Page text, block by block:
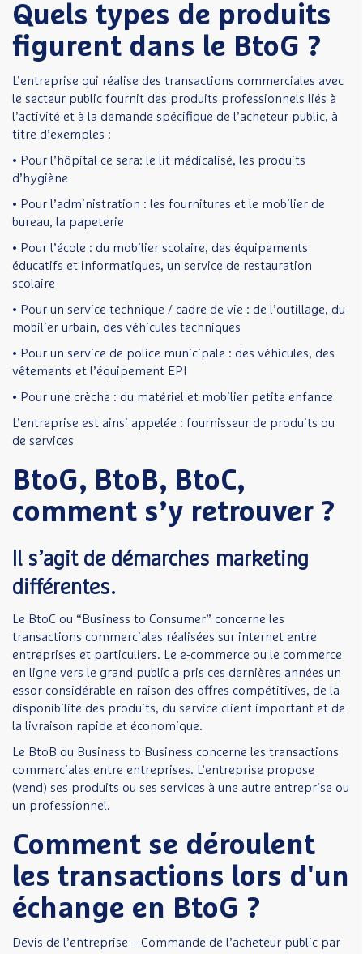
Quels types de produits
figurent dans le BtoG ?
L’entreprise qui réalise des transactions commerciales avec
le secteur public fournit des produits professionnels liés à
l’activité et à la demande spécifique de l’acheteur public, à
titre d’exemples :
• Pour l’hôpital ce sera: le lit médicalisé, les produits
d’hygiène
• Pour l’administration : les fournitures et le mobilier de
bureau, la papeterie
• Pour l’école : du mobilier scolaire, des équipements
éducatifs et informatiques, un service de restauration
scolaire
• Pour un service technique / cadre de vie : de l’outillage, du
mobilier urbain, des véhicules techniques
• Pour un service de police municipale : des véhicules, des
vêtements et l’équipement EPI
• Pour une crèche : du matériel et mobilier petite enfance
L’entreprise est ainsi appelée : fournisseur de produits ou
de services
BtoG, BtoB, BtoC,
comment s’y retrouver ?
Il s’agit de démarches marketing
différentes.
Le BtoC ou “Business to Consumer” concerne les
transactions commerciales réalisées sur internet entre
entreprises et particuliers. Le e-commerce ou le commerce
en ligne vers le grand public a pris ces dernières années un
essor considérable en raison des offres compétitives, de la
disponibilité des produits, du service client important et de
la livraison rapide et économique.
Le BtoB ou Business to Business concerne les transactions
commerciales entre entreprises. L’entreprise propose
(vend) ses produits ou ses services à une autre entreprise ou
un professionnel.
Comment se déroulent
les transactions lors d'un
échange en BtoG ?
Devis de l’entreprise – Commande de l’acheteur public par